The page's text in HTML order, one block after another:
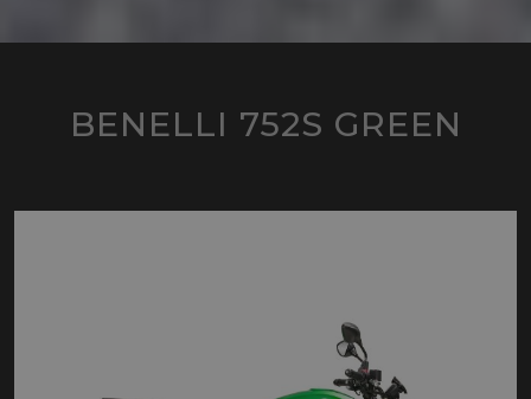
BENELLI 752S GREEN